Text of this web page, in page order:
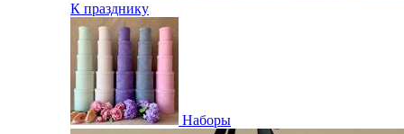
К празднику
Наборы